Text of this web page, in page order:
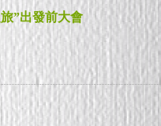
”出發前大會